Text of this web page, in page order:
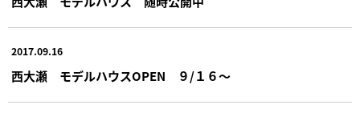
2017.09.16
西大瀬 モデルハウスOPEN ９/１６～